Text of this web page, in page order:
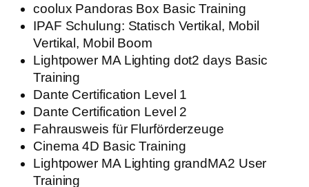
coolux Pandoras Box Basic Training
IPAF Schulung: Statisch Vertikal, Mobil
Vertikal, Mobil Boom
Lightpower MA Lighting dot2 days Basic
Training
Dante Certification Level 1
Dante Certification Level 2
Fahrausweis für Flurförderzeuge
Cinema 4D Basic Training
Lightpower MA Lighting grandMA2 User
Training